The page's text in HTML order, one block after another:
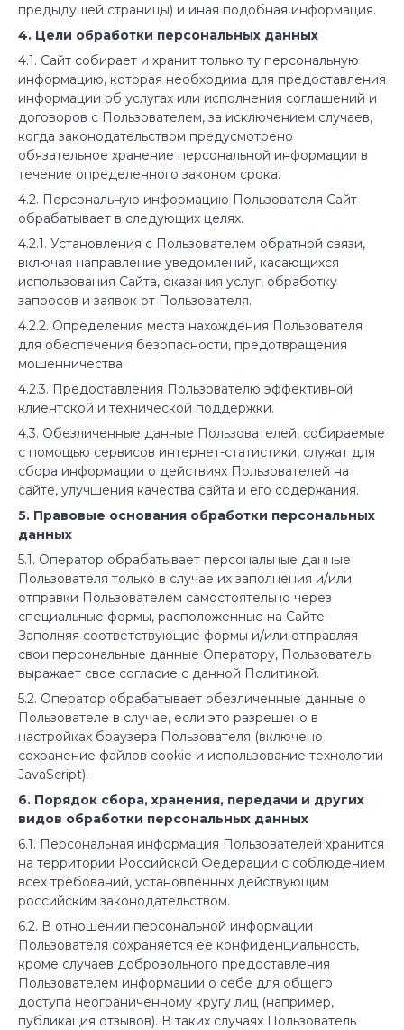
предыдущей страницы) и иная подобная информация.
4. Цели обработки персональных данных
4.1. Сайт собирает и хранит только ту персональную
информацию, которая необходима для предоставления
информации об услугах или исполнения соглашений и
договоров с Пользователем, за исключением случаев,
когда законодательством предусмотрено
обязательное хранение персональной информации в
течение определенного законом срока.
4.2. Персональную информацию Пользователя Сайт
обрабатывает в следующих целях.
4.2.1. Установления с Пользователем обратной связи,
включая направление уведомлений, касающихся
использования Сайта, оказания услуг, обработку
запросов и заявок от Пользователя.
4.2.2. Определения места нахождения Пользователя
для обеспечения безопасности, предотвращения
мошенничества.
4.2.3. Предоставления Пользователю эффективной
клиентской и технической поддержки.
4.3. Обезличенные данные Пользователей, собираемые
с помощью сервисов интернет-статистики, служат для
сбора информации о действиях Пользователей на
сайте, улучшения качества сайта и его содержания.
5. Правовые основания обработки персональных
данных
5.1. Оператор обрабатывает персональные данные
Пользователя только в случае их заполнения и/или
отправки Пользователем самостоятельно через
специальные формы, расположенные на Сайте.
Заполняя соответствующие формы и/или отправляя
свои персональные данные Оператору, Пользователь
выражает свое согласие с данной Политикой.
5.2. Оператор обрабатывает обезличенные данные о
Пользователе в случае, если это разрешено в
настройках браузера Пользователя (включено
сохранение файлов cookie и использование технологии
JavaScript).
6. Порядок сбора, хранения, передачи и других
видов обработки персональных данных
6.1. Персональная информация Пользователей хранится
на территории Российской Федерации с соблюдением
всех требований, установленных действующим
российским законодательством.
6.2. В отношении персональной информации
Пользователя сохраняется ее конфиденциальность,
кроме случаев добровольного предоставления
Пользователем информации о себе для общего
доступа неограниченному кругу лиц (например,
публикация отзывов). В таких случаях Пользователь